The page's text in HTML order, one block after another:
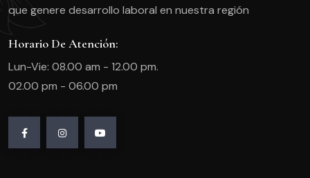
que genere desarrollo laboral en nuestra región
Horario De Atención:
Lun-Vie: 08.00 am - 12.00 pm.
02.00 pm - 06.00 pm